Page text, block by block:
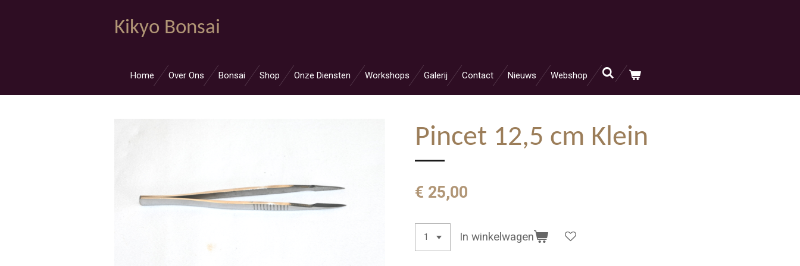
Kikyo Bonsai
Home Over Ons Bonsai Shop Onze Diensten Workshops Galerij Contact Nieuws Webshop
Pincet 12,5 cm Klein
€ 25,00
In winkelwagen